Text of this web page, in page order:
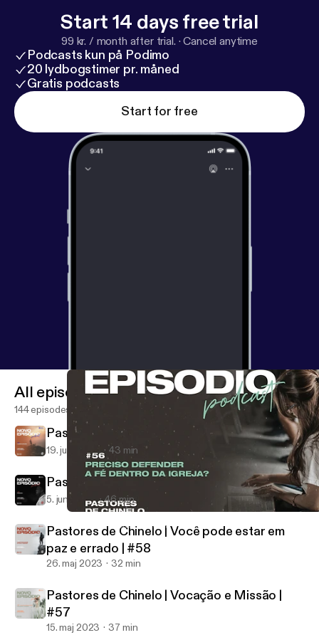
Vida Paraná Quer conhecer mais sobre a Palavra da
Vida Paraná? Site: www.pvparana.com Instagram:
@pvparanaoficial ©️ 2023 // Acampamento Palavra
da Vida Paraná // Pastores de Chinelo. --- Send in a
voice message:https://podcasters.spotify.com/po
d/show/pvparana/message
Start 14 days free trial
99 kr. / month after trial. ·Cancel anytime
Podcasts kun på Podimo
20 lydbogstimer pr. måned
Gratis podcasts
Start for free
Podcast - Palavra da Vida Paraná
All episodes
144 episodes
Pastores de Chinelo | Homem Banana | #60
19. juni 2023 43 min
Pastores de Chinelo | Racismo | #59
5. juni 2023 46 min
Pastores de Chinelo | Você pode estar em
paz e errado | #58
26. maj 2023 32 min
Pastores de Chinelo | Vocação e Missão |
#57
15. maj 2023 37 min